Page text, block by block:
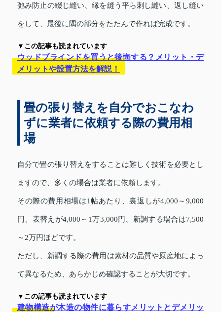
弛み防止の綴じ縫い、縁を縫う平ら刺し縫い、返し縫い
をして、最後に隅の部分をたたんで作れば完成です。
▼この記事も読まれています
ウッドブラインドを買うと後悔する？メリット・デ
メリットや設置方法を解説！
畳の張り替えを自分でおこなわ
ずに業者に依頼する際の費用相
場
自分で畳の張り替えをすることは難しく技術を必要とし
ますので、多くの場合は業者に依頼します。
その際の費用相場は1帖あたり、裏返しが4,000～9,000
円、表替えが4,000～1万3,000円、新調する場合は7,500
～2万円ほどです。
ただし、新調する際の費用は素材の品質や原産地によっ
て異なるため、あらかじめ確認することが大切です。
▼この記事も読まれています
建物構造が木造の物件に暮らすメリットとデメリッ